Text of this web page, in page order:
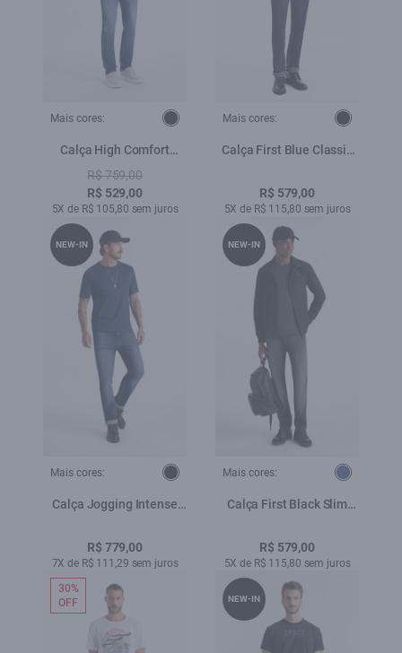
Mais cores:
Calça High Comfort
Stretch Slim 5 Pockets
Lav Medio C/Puidos
R$ 759,00
R$ 529,00
5X de R$ 105,80 sem juros
Mais cores:
Calça First Blue Classic
R$ 579,00
5X de R$ 115,80 sem juros
Mais cores:
Calça Jogging Intense
Tie Dye
R$ 779,00
7X de R$ 111,29 sem juros
NEW-IN
Mais cores:
Calça First Black Slim
R$ 579,00
5X de R$ 115,80 sem juros
NEW-IN
30%
OFF
NEW-IN